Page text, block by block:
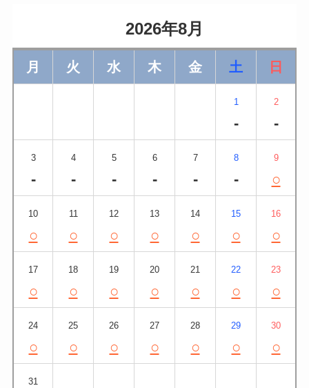
                    2026年8月
月 火 水 木 金 土 日
1
-
2
-
3
-
4
-
5
-
6
-
7
-
8
-
9
○
10
○
11
○
12
○
13
○
14
○
15
○
16
○
17
○
18
○
19
○
20
○
21
○
22
○
23
○
24
○
25
○
26
○
27
○
28
○
29
○
30
○
31